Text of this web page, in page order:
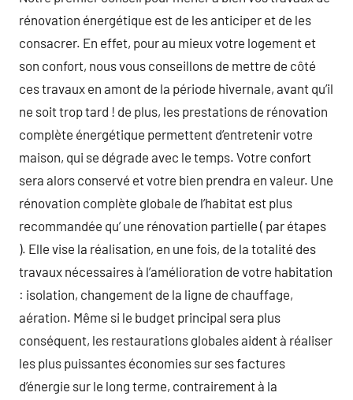
rénovation énergétique est de les anticiper et de les
consacrer. En effet, pour au mieux votre logement et
son confort, nous vous conseillons de mettre de côté
ces travaux en amont de la période hivernale, avant qu’il
ne soit trop tard ! de plus, les prestations de rénovation
complète énergétique permettent d’entretenir votre
maison, qui se dégrade avec le temps. Votre confort
sera alors conservé et votre bien prendra en valeur. Une
rénovation complète globale de l’habitat est plus
recommandée qu’ une rénovation partielle ( par étapes
). Elle vise la réalisation, en une fois, de la totalité des
travaux nécessaires à l’amélioration de votre habitation
: isolation, changement de la ligne de chauffage,
aération. Même si le budget principal sera plus
conséquent, les restaurations globales aident à réaliser
les plus puissantes économies sur ses factures
d’énergie sur le long terme, contrairement à la